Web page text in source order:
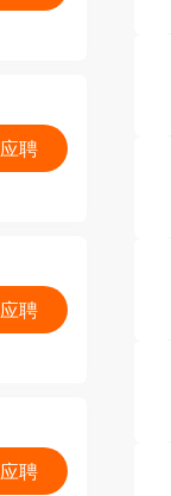
聘
聘
聘